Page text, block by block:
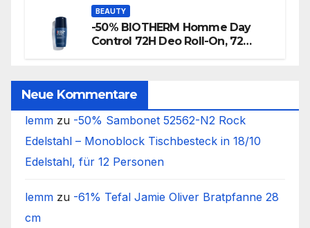
BEAUTY
-50% BIOTHERM Homme Day
Control 72H Deo Roll-On, 72
Neue Kommentare
lemm zu -50% Sambonet 52562-N2 Rock
Edelstahl – Monoblock Tischbesteck in 18/10
Edelstahl, für 12 Personen
lemm zu -61% Tefal Jamie Oliver Bratpfanne 28
cm